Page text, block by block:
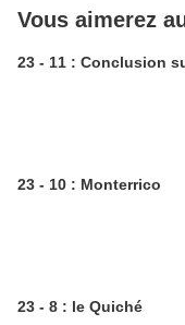
Vous aimerez
23 - 11 : Conclusion
23 - 10 : Monterrico
23 - 8 : le Quiché